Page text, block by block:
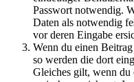
Passwort notwendig.
Daten als notwendig
vor deren Eingabe
Wenn du einen
so werden die dort
Gleiches gilt, wenn